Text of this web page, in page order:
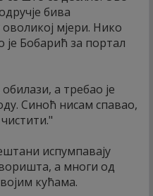
бива
мјери. Нико
Бобарић за портал
а требао је
Синоћ нисам спавао,
испумпавају
а многи од
кућама.